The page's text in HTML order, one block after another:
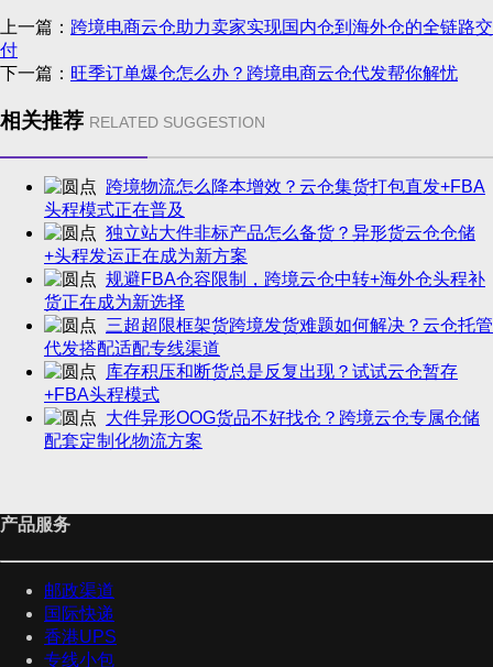
上一篇： 跨境电商云仓助力卖家实现国内仓到海外仓的全链路交
付
下一篇： 旺季订单爆仓怎么办？跨境电商云仓代发帮你解忧
相关推荐 RELATED SUGGESTION
跨境物流怎么降本增效？云仓集货打包直发+FBA
头程模式正在普及
独立站大件非标产品怎么备货？异形货云仓仓储
+头程发运正在成为新方案
规避FBA仓容限制，跨境云仓中转+海外仓头程补
货正在成为新选择
三超超限框架货跨境发货难题如何解决？云仓托管
代发搭配适配专线渠道
库存积压和断货总是反复出现？试试云仓暂存
+FBA头程模式
大件异形OOG货品不好找仓？跨境云仓专属仓储
配套定制化物流方案
产品服务
邮政渠道
国际快递
香港UPS
专线小包